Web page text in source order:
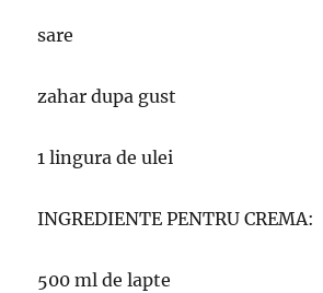
sare
zahar dupa gust
1 lingura de ulei
INGREDIENTE PENTRU CREMA:
500 ml de lapte